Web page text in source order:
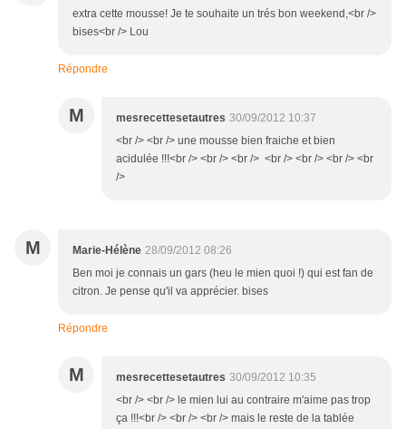
extra cette mousse! Je te souhaite un trés bon weekend,<br />
bises<br /> Lou
Répondre
M mesrecettesetautres 30/09/2012 10:37
<br /> <br /> une mousse bien fraiche et bien
acidulée !!!<br /> <br /> <br /> <br /> <br /> <br /> <br
/>
M Marie-Hélène 28/09/2012 08:26
Ben moi je connais un gars (heu le mien quoi !) qui est fan de
citron. Je pense qu'il va apprécier. bises
Répondre
M mesrecettesetautres 30/09/2012 10:35
<br /> <br /> le mien lui au contraire m'aime pas trop
ça !!!<br /> <br /> <br /> mais le reste de la tablée